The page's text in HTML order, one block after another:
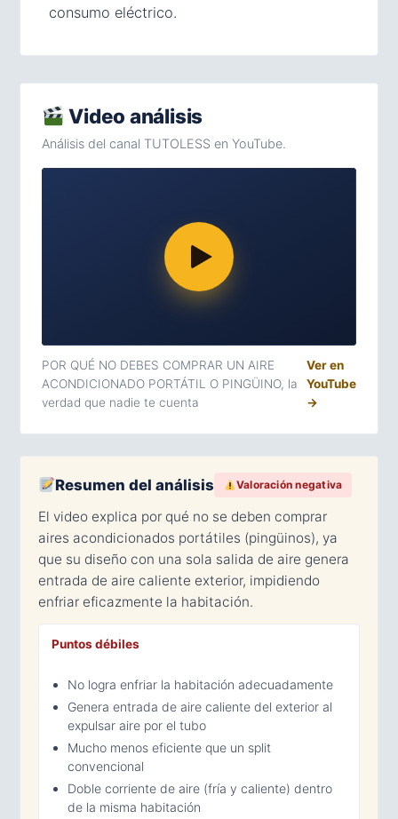
consumo eléctrico.
Video análisis
Análisis del canal TUTOLESS en YouTube.
POR QUÉ NO DEBES COMPRAR UN AIRE
ACONDICIONADO PORTÁTIL O PINGÜINO, la
verdad que nadie te cuenta
Ver en
YouTube
→
Resumen del análisis Valoración negativa
El video explica por qué no se deben comprar
aires acondicionados portátiles (pingüinos), ya
que su diseño con una sola salida de aire genera
entrada de aire caliente exterior, impidiendo
enfriar eficazmente la habitación.
Puntos débiles
No logra enfriar la habitación adecuadamente
Genera entrada de aire caliente del exterior al
expulsar aire por el tubo
Mucho menos eficiente que un split
convencional
Doble corriente de aire (fría y caliente) dentro
de la misma habitación